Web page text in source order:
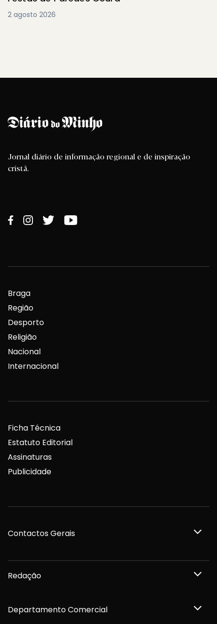
2 agosto 2026
Jornal diário de informação regional e de inspiração
cristã.
Braga
Região
Desporto
Religião
Nacional
Internacional
Ficha Técnica
Estatuto Editorial
Assinaturas
Publicidade
Contactos Gerais
Redação
Departamento Comercial